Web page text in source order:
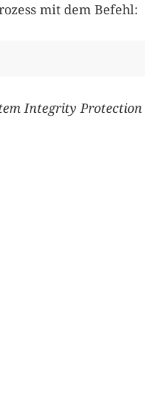
mit dem Befehl:
Integrity Protection